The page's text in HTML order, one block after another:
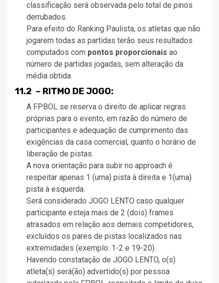
classificação será observada pelo total de pinos
derrubados.
Para efeito do Ranking Paulista, os atletas que não
jogarem todas as partidas terão seus resultados
computados com pontos proporcionais ao
número de partidas jogadas, sem alteração da
média obtida.
11.2 – RITMO DE JOGO:
A FPBOL se reserva o direito de aplicar regras
próprias para o evento, em razão do número de
participantes e adequação de cumprimento das
exigências da casa comercial, quanto o horário de
liberação de pistas.
A nova orientação para subir no approach é
respeitar apenas 1 (uma) pista à direita e 1(uma)
pista à esquerda.
Será considerado JOGO LENTO caso qualquer
participante esteja mais de 2 (dois) frames
atrasados em relação aos demais competidores,
excluídos os pares de pistas localizados nas
extremidades (exemplo: 1-2 e 19-20).
Havendo constatação de JOGO LENTO, o(s)
atleta(s) será(ão) advertido(s) por pessoa